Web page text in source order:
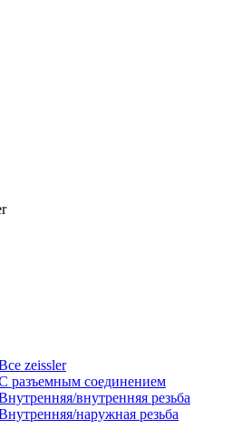
zeissler
разъемным соединением
внутренняя резьба
наружная резьба